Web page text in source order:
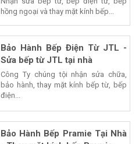
Nhận sửa bếp từ, bếp điện từ, bếp
hồng ngoại và thay mặt kính bếp...
Bảo Hành Bếp Điện Từ JTL -
Sửa bếp từ JTL tại nhà
Công Ty chúng tội nhận sửa chữa,
bảo hành, thay mặt kính bếp từ, bếp
điện...
Bảo Hành Bếp Pramie Tại Nhà